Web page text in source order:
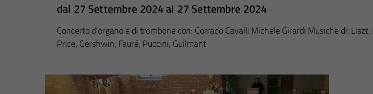
dal 27 Settembre 2024 al 27 Settembre 2024
Concerto d'organo e di trombone con: Corrado Cavalli Michele Girardi Musiche di: Liszt,
Price, Gershwin, Fauré, Puccini, Guilmant